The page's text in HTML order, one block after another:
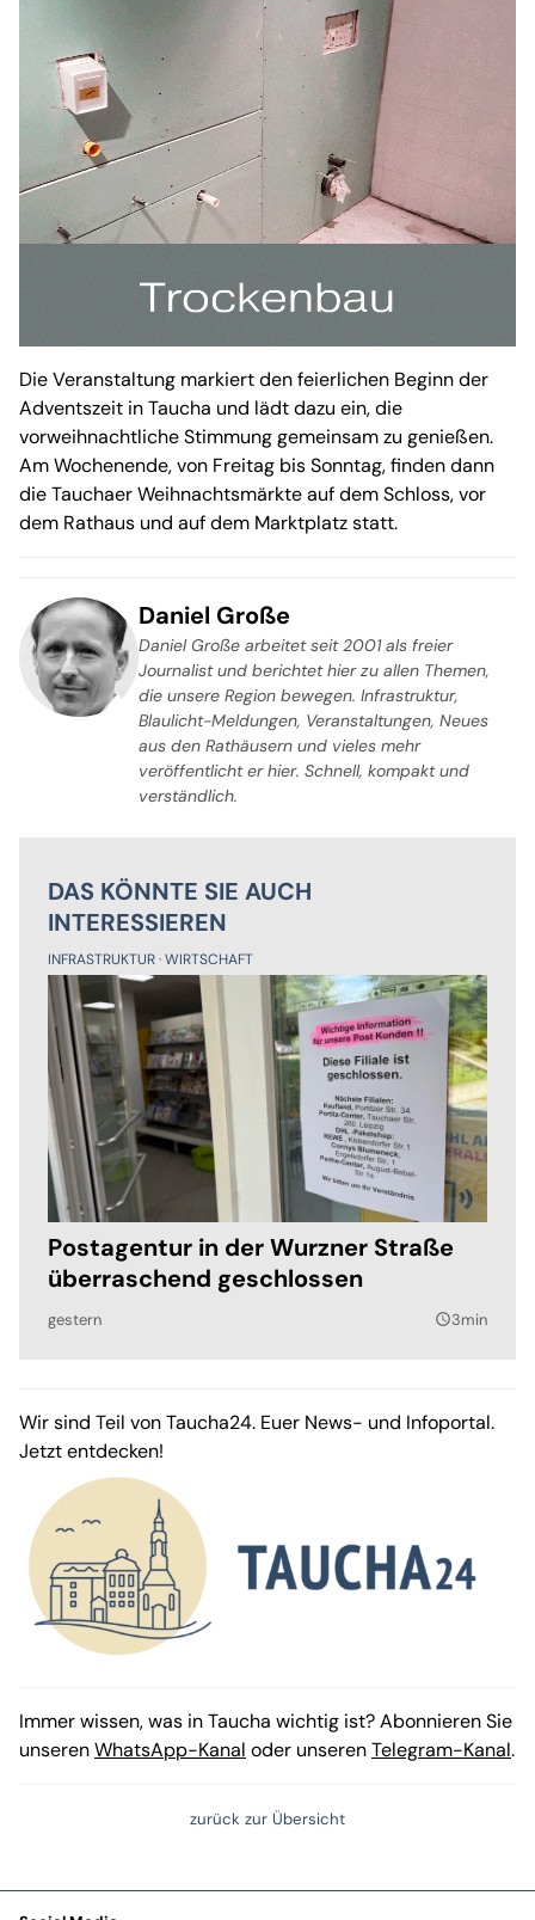
Die Veranstaltung markiert den feierlichen Beginn der
Adventszeit in Taucha und lädt dazu ein, die
vorweihnachtliche Stimmung gemeinsam zu genießen.
Am Wochenende, von Freitag bis Sonntag, finden dann
die Tauchaer Weihnachtsmärkte auf dem Schloss, vor
dem Rathaus und auf dem Marktplatz statt.
Daniel Große
Daniel Große arbeitet seit 2001 als freier
Journalist und berichtet hier zu allen Themen,
die unsere Region bewegen. Infrastruktur,
Blaulicht-Meldungen, Veranstaltungen, Neues
aus den Rathäusern und vieles mehr
veröffentlicht er hier. Schnell, kompakt und
verständlich.
DAS KÖNNTE SIE AUCH
INTERESSIEREN
INFRASTRUKTUR WIRTSCHAFT
Postagentur in der Wurzner Straße
überraschend geschlossen
gestern query_builder3min
Wir sind Teil von Taucha24. Euer News- und Infoportal.
Jetzt entdecken!
Immer wissen, was in Taucha wichtig ist? Abonnieren Sie
unserenWhatsApp-Kanal oder unserenTelegram-Kanal.
zurück zur Übersicht